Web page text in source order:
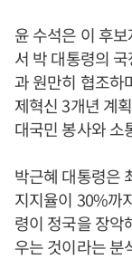
윤 수석은 이 후
서 박 대통령의
과 원만히 협조하
제혁신 3개년 계
대국민 봉사와 소
박근혜 대통령은
지지율이 30%까
령이 정국을 장악
우는 것이라는 분